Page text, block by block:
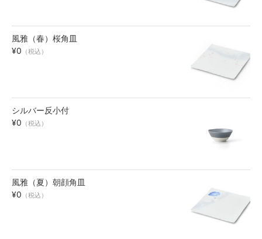
お買い物ガイド
SHOPPING GUIDE
風雅（春）桜角皿
¥0 （税込）
シルバー反小付
¥0 （税込）
風雅（夏）朝顔角皿
¥0 （税込）